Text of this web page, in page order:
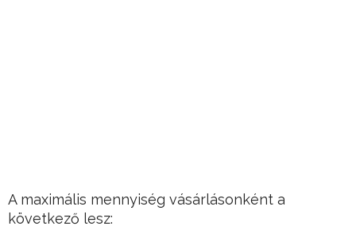
A maximális mennyiség vásárlásonként a
következő lesz: